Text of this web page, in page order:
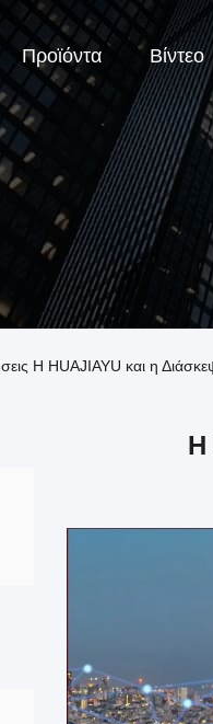
Προϊόντα Βίντεο
Η HUAJIAYU και η
Η